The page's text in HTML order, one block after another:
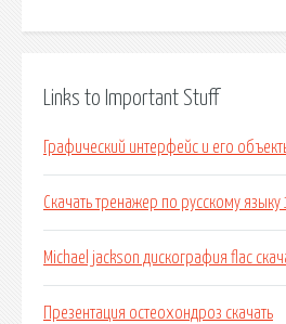
Links to Important Stuff
Графический интерфейс и его
Скачать тренажер по русскому языку
Michael jackson дискография flac
Презентация остеохондроз скачать